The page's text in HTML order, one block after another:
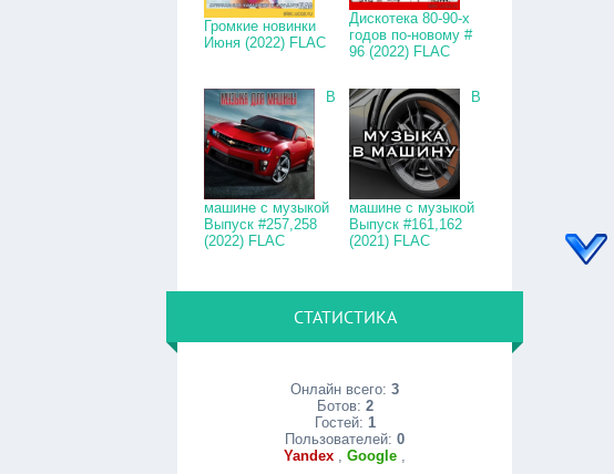
Громкие новинки
Июня (2022) FLAC
Дискотека 80-90-х
годов по-новому #
96 (2022) FLAC
В
машине с музыкой
Выпуск #257,258
(2022) FLAC
В
машине с музыкой
Выпуск #161,162
(2021) FLAC
СТАТИСТИКА
Онлайн всего:3
Ботов: 2
Гостей: 1
Пользователей:0
Yandex ,Google ,